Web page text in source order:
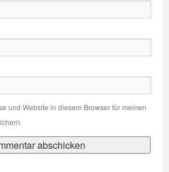
und Website in diesem Browser für meinen